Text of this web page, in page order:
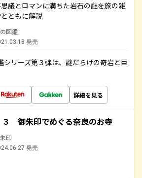
議とロマンに満ちた岩石の謎を旅の雑
ともに解説
図鑑
発売
シリーズ第３弾は、謎だらけの奇岩と巨
詳細を見る
３ 御朱印でめぐる奈良のお寺
印
発売